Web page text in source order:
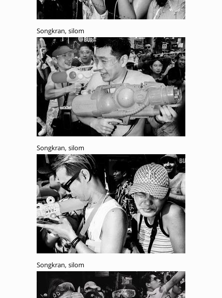
Songkran, silom
Songkran, silom
Songkran, silom